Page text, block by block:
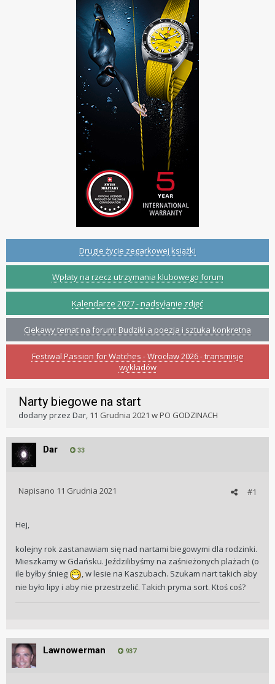
Drugie życie zegarkowej książki
Wpłaty na rzecz utrzymania klubowego forum
Kalendarze 2027 - nadsyłanie zdjęć
Ciekawy temat na forum: Budziki a poezja i sztuka konkretna
Festiwal Passion for Watches - Wrocław 2026 - transmisje
wykładów
Narty biegowe na start
dodany przez Dar, 11 Grudnia 2021 wPO GODZINACH
Dar 33
#1
Napisano 11 Grudnia 2021
Hej,
kolejny rok zastanawiam się nad nartami biegowymi dla rodzinki.
Mieszkamy w Gdańsku. Jeździlibyśmy na zaśnieżonych plażach (o
ile byłby śnieg
, w lesie na Kaszubach. Szukam nart takich aby
nie było lipy i aby nie przestrzelić. Takich pryma sort. Ktoś coś?
Lawnowerman 937